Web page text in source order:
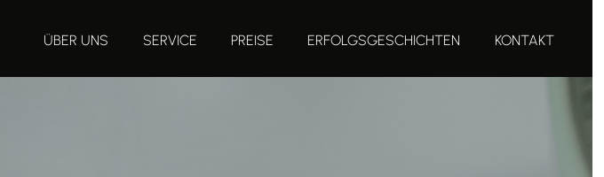
ÜBER UNS SERVICE PREISE ERFOLGSGESCHICHTEN KONTAKT